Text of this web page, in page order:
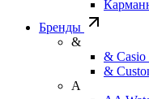
Бренды
&
& Casio
&
A